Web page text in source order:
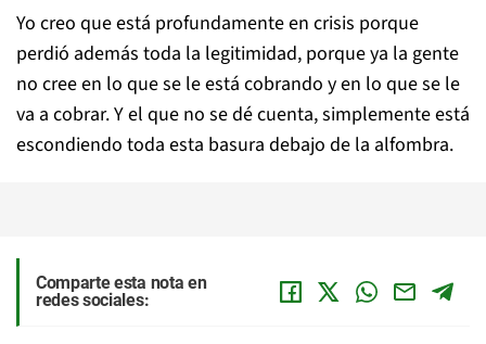
Yo creo que está profundamente en crisis porque
perdió además toda la legitimidad, porque ya la gente
no cree en lo que se le está cobrando y en lo que se le
va a cobrar. Y el que no se dé cuenta, simplemente está
escondiendo toda esta basura debajo de la alfombra.
Comparte esta nota en
redes sociales: